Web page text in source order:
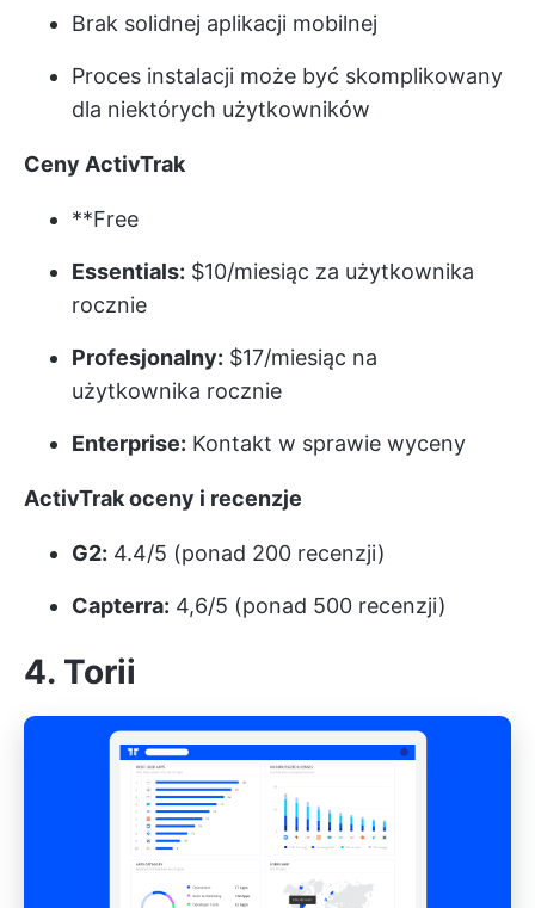
Brak solidnej aplikacji mobilnej
Proces instalacji może być skomplikowany
dla niektórych użytkowników
Ceny ActivTrak
**Free
Essentials: $10/miesiąc za użytkownika
rocznie
Profesjonalny: $17/miesiąc na
użytkownika rocznie
Enterprise: Kontakt w sprawie wyceny
ActivTrak oceny i recenzje
G2: 4.4/5 (ponad 200 recenzji)
Capterra: 4,6/5 (ponad 500 recenzji)
4. Torii